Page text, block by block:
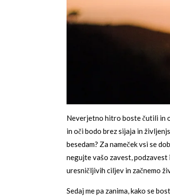
Neverjetno hitro boste čutili in
in oči bodo brez sijaja in
besedam? Za nameček vsi se
negujte vašo zavest, podzavest
uresničljivih ciljev in začnemo
Sedaj me pa zanima, kako se